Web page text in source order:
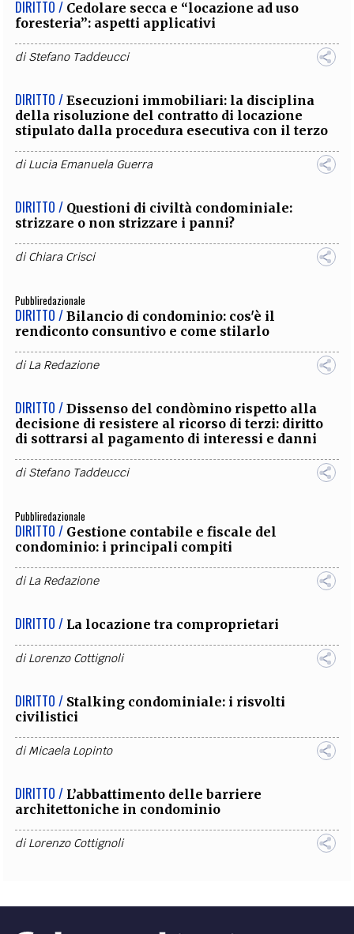
DIRITTO / Cedolare secca e “locazione ad uso
foresteria”: aspetti applicativi
diStefano Taddeucci
DIRITTO / Esecuzioni immobiliari: la disciplina
della risoluzione del contratto di locazione
stipulato dalla procedura esecutiva con il terzo
diLucia Emanuela Guerra
DIRITTO / Questioni di civiltà condominiale:
strizzare o non strizzare i panni?
diChiara Crisci
Pubbliredazionale
DIRITTO / Bilancio di condominio: cos'è il
rendiconto consuntivo e come stilarlo
diLa Redazione
DIRITTO / Dissenso del condòmino rispetto alla
decisione di resistere al ricorso di terzi: diritto
di sottrarsi al pagamento di interessi e danni
diStefano Taddeucci
Pubbliredazionale
DIRITTO / Gestione contabile e fiscale del
condominio: i principali compiti
diLa Redazione
DIRITTO / La locazione tra comproprietari
diLorenzo Cottignoli
DIRITTO / Stalking condominiale: i risvolti
civilistici
diMicaela Lopinto
DIRITTO / L’abbattimento delle barriere
architettoniche in condominio
diLorenzo Cottignoli